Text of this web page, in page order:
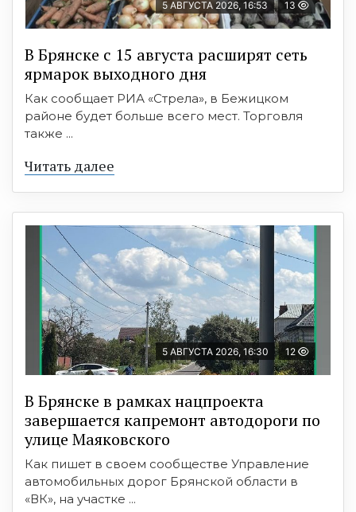
5 АВГУСТА 2026, 16:53 13
В Брянске с 15 августа расширят сеть
ярмарок выходного дня
Как сообщает РИА «Стрела», в Бежицком
районе будет больше всего мест. Торговля
также ...
Читать далее
5 АВГУСТА 2026, 16:30 12
В Брянске в рамках нацпроекта
завершается капремонт автодороги по
улице Маяковского
Как пишет в своем сообществе Управление
автомобильных дорог Брянской области в
«ВК», на участке ...